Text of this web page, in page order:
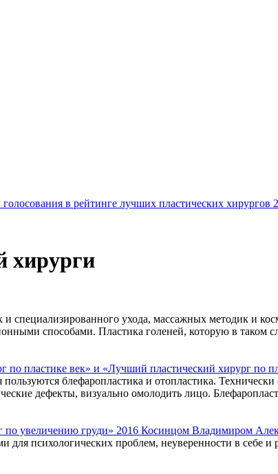
голосования в рейтинге лучших пластических хирургов
хирурги
специализированного ухода, массажных методик и
способами. Пластика голеней, которую в таком
по пластике век» и «Лучший пластический хирург
блефаропластика и отопластика.
дефекты, визуально омолодить лицо.
увеличению груди» 2016 Косинцом Владимиром
для психологических проблем, неуверенности в себе